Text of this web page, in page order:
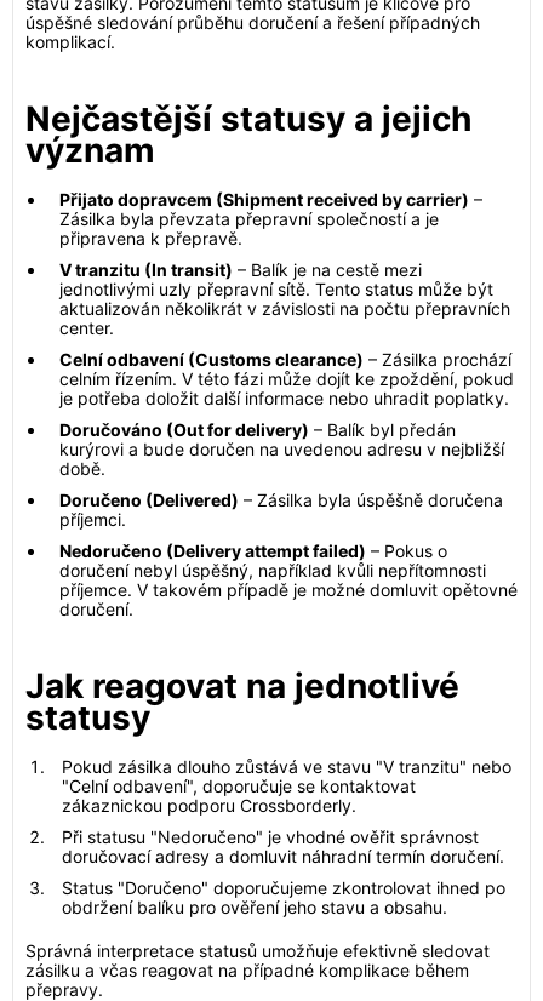
úspěšné sledování průběhu doručení a řešení případných
komplikací.
Nejčastější statusy a jejich
význam
Přijato dopravcem (Shipment received by carrier) –
Zásilka byla převzata přepravní společností a je
připravena k přepravě.
V tranzitu (In transit) – Balík je na cestě mezi
jednotlivými uzly přepravní sítě. Tento status může být
aktualizován několikrát v závislosti na počtu přepravních
center.
Celní odbavení (Customs clearance) – Zásilka prochází
celním řízením. V této fázi může dojít ke zpoždění, pokud
je potřeba doložit další informace nebo uhradit poplatky.
Doručováno (Out for delivery) – Balík byl předán
kurýrovi a bude doručen na uvedenou adresu v nejbližší
době.
Doručeno (Delivered) – Zásilka byla úspěšně doručena
příjemci.
Nedoručeno (Delivery attempt failed) – Pokus o
doručení nebyl úspěšný, například kvůli nepřítomnosti
příjemce. V takovém případě je možné domluvit opětovné
doručení.
Jak reagovat na jednotlivé
statusy
Pokud zásilka dlouho zůstává ve stavu "V tranzitu" nebo
"Celní odbavení", doporučuje se kontaktovat
zákaznickou podporu Crossborderly.
Při statusu "Nedoručeno" je vhodné ověřit správnost
doručovací adresy a domluvit náhradní termín doručení.
Status "Doručeno" doporučujeme zkontrolovat ihned po
obdržení balíku pro ověření jeho stavu a obsahu.
Správná interpretace statusů umožňuje efektivně sledovat
zásilku a včas reagovat na případné komplikace během
přepravy.